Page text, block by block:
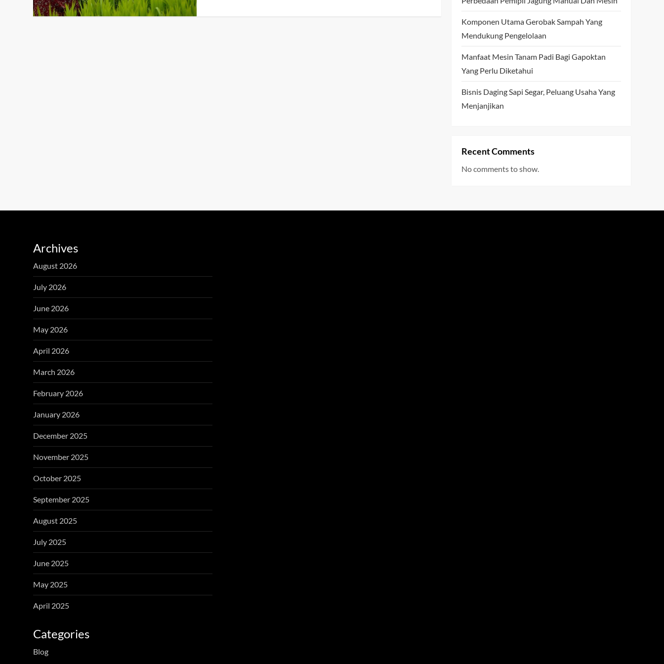
Komponen Utama Gerobak Sampah Yang
Mendukung Pengelolaan
Manfaat Mesin Tanam Padi Bagi Gapoktan
Yang Perlu Diketahui
Bisnis Daging Sapi Segar, Peluang Usaha Yang
Menjanjikan
Recent Comments
No comments to show.
Archives
August 2026
July 2026
June 2026
May 2026
April 2026
March 2026
February 2026
January 2026
December 2025
November 2025
October 2025
September 2025
August 2025
July 2025
June 2025
May 2025
April 2025
Categories
Blog